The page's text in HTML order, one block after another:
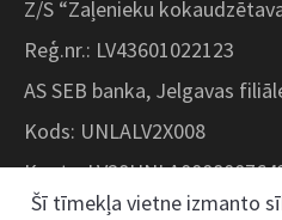
Z/S “Zaļenieku
Reģ.nr.: LV43601022123
AS SEB banka, Jelgavas
Kods: UNLALV2X008
Konts:
Šī tīmekļa vietne izmanto